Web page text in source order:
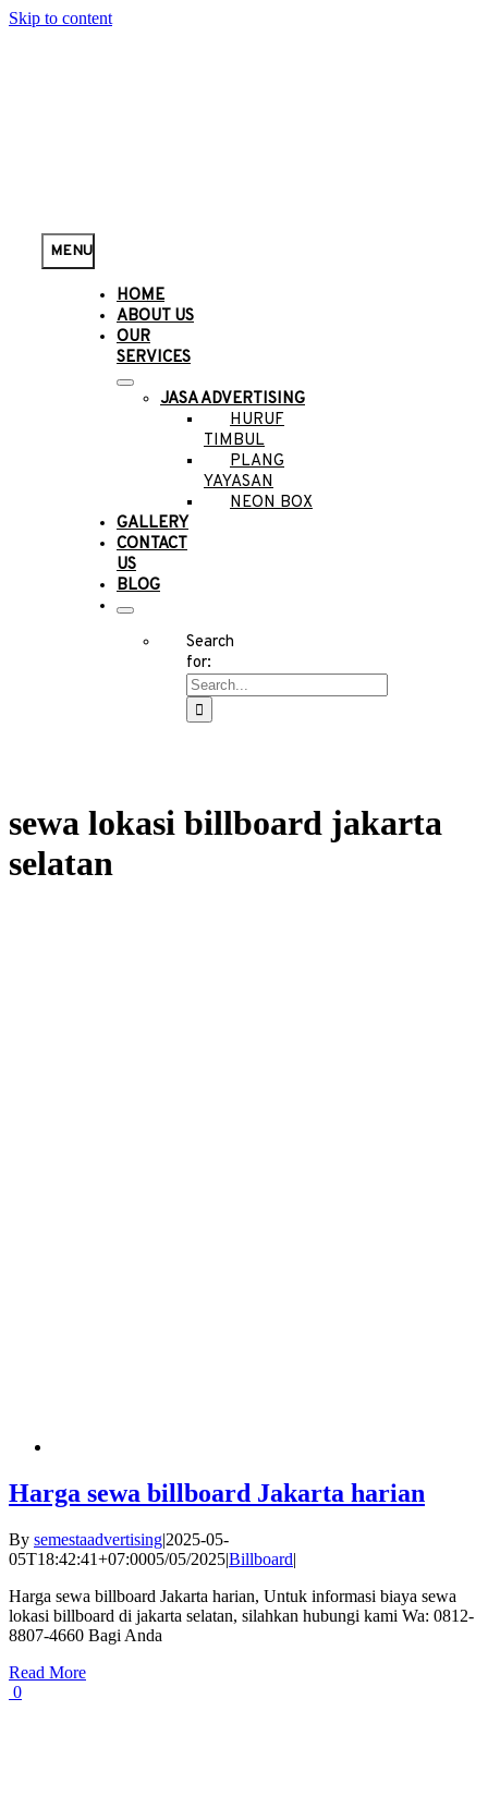
Skip to content
MENU
HOME
ABOUT US
OUR
SERVICES
JASA ADVERTISING
HURUF
TIMBUL
PLANG
YAYASAN
NEON BOX
GALLERY
CONTACT
US
BLOG
Search
for:
sewa lokasi billboard jakarta
selatan
Harga sewa billboard Jakarta harian
By semestaadvertising|2025-05-
05T18:42:41+07:0005/05/2025|Billboard|
Harga sewa billboard Jakarta harian, Untuk informasi biaya sewa
lokasi billboard di jakarta selatan, silahkan hubungi kami Wa: 0812-
8807-4660 Bagi Anda
Read More
0